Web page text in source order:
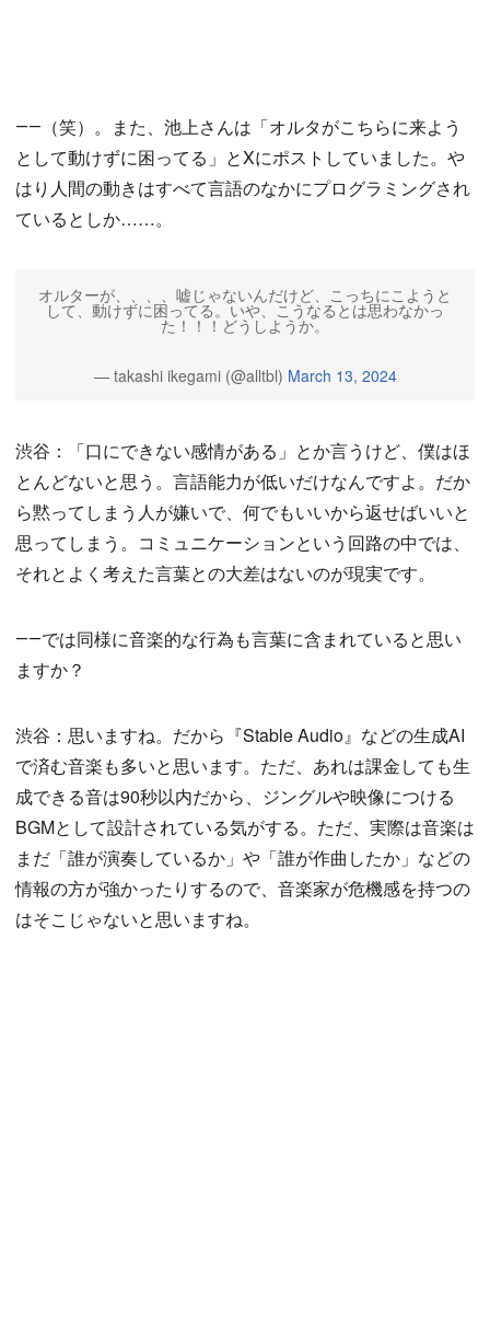
――（笑）。また、池上さんは「オルタがこちらに来よう
として動けずに困ってる」とXにポストしていました。や
はり人間の動きはすべて言語のなかにプログラミングされ
ているとしか……。
オルターが、、、、嘘じゃないんだけど、こっちにこようと
して、動けずに困ってる。いや、こうなるとは思わなかっ
た！！！どうしようか。
— takashi ikegami (@alltbl) March 13, 2024
渋谷：「口にできない感情がある」とか言うけど、僕はほ
とんどないと思う。言語能力が低いだけなんですよ。だか
ら黙ってしまう人が嫌いで、何でもいいから返せばいいと
思ってしまう。コミュニケーションという回路の中では、
それとよく考えた言葉との大差はないのが現実です。
――では同様に音楽的な行為も言葉に含まれていると思い
ますか？
渋谷：思いますね。だから『Stable Audio』などの生成AI
で済む音楽も多いと思います。ただ、あれは課金しても生
成できる音は90秒以内だから、ジングルや映像につける
BGMとして設計されている気がする。ただ、実際は音楽は
まだ「誰が演奏しているか」や「誰が作曲したか」などの
情報の方が強かったりするので、音楽家が危機感を持つの
はそこじゃないと思いますね。